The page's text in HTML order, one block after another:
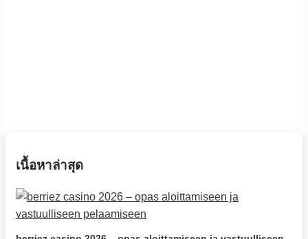
เนื้อหาล่าสุด